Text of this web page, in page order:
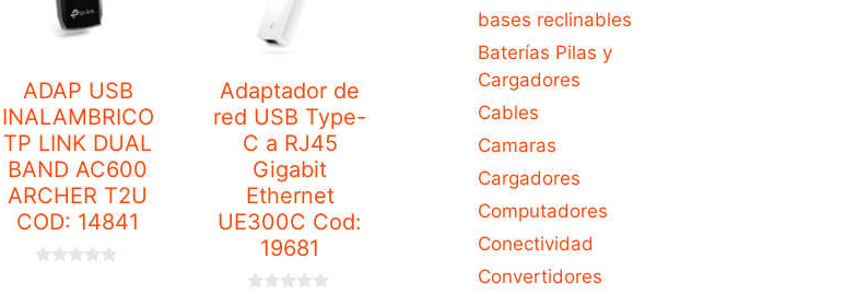
ADAP USB
INALAMBRICO
TP LINK DUAL
BAND AC600
ARCHER T2U
COD: 14841
Adaptador de
red USB Type-
C a RJ45
Gigabit
Ethernet
UE300C Cod:
19681
bases reclinables
Baterías Pilas y
Cargadores
Cables
Camaras
Cargadores
Computadores
Conectividad
Convertidores